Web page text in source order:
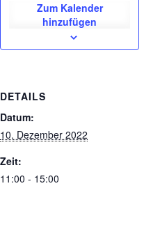
Zum Kalender
hinzufügen
DETAILS
Datum:
10. Dezember 2022
Zeit:
11:00 - 15:00